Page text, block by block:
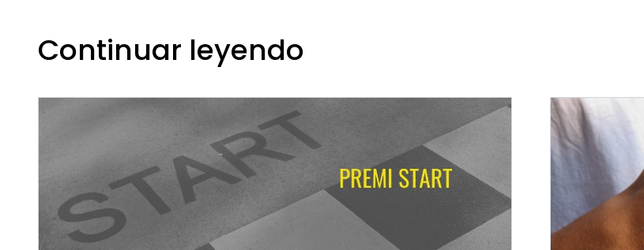
Continuar leyendo